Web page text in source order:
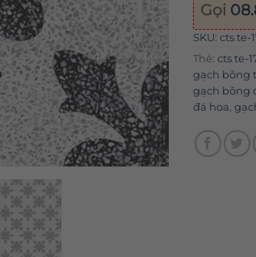
Gọi
SKU: cts te-
Thẻ: cts te-
gạch bông
gạch bông
đá hoa,